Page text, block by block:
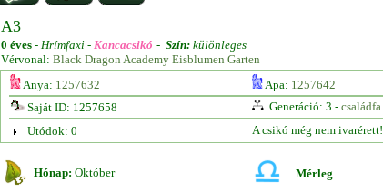
A3
0 éves - Hrímfaxi - Kancacsikó - Szín: különleges
Vérvonal: Black Dragon Academy Eisblumen Garten
Anya: 1257632 Apa: 1257642
Saját ID: 1257658
Generáció: 3 - családfa
Utódok: 0
A csikó még nem ivarérett!
Hónap: Október Mérleg